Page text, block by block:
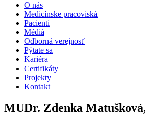
O nás
Medicínske pracoviská
Pacienti
Médiá
Odborná verejnosť
Pýtate sa
Kariéra
Certifikáty
Projekty
Kontakt
MUDr. Zdenka